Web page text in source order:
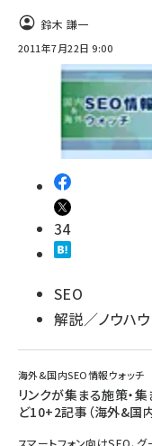
鈴木 謙一
2011年7月22日 9:00
34
SEO
解説／ノウハウ
海外&国内SEO情報ウォッチ
リンクが集まる施策・
ど10+2記事（海外&国
スマートフォン向けSEO、